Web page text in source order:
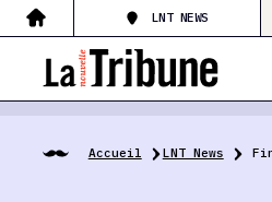
LNT NEWS
Accueil LNT News